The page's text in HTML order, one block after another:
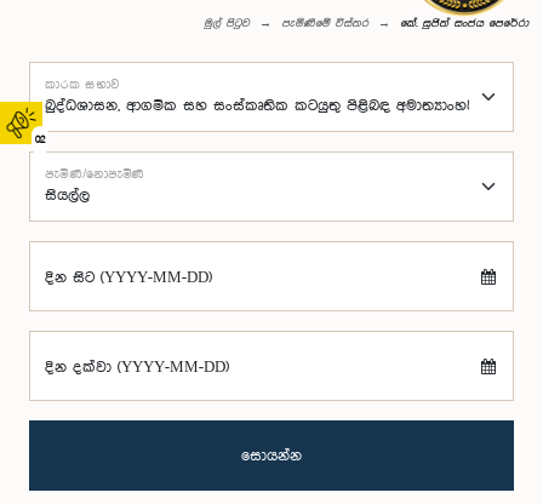
02
මුල් පිටුව පැමිණීමේ විස්තර කේ. සුජිත් සංජය පෙරේරා
කාරක සභාව
පැමිණි/නොපැමිණි
දින සිට (YYYY-MM-DD)
දින දක්වා (YYYY-MM-DD)
සොයන්න